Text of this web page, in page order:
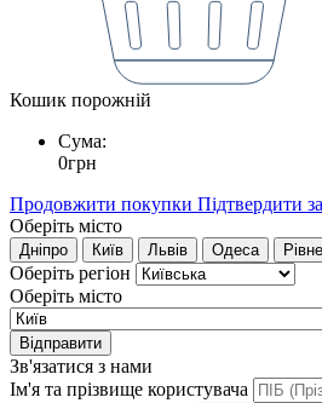
Кошик порожній
Сума:
0грн
Продовжити покупки Підтвердити
Оберіть місто
Дніпро Київ Львів Одеса Рівне
Оберіть регіон
Оберіть місто
Відправити
Зв'язатися з нами
Ім'я та прізвище користувача